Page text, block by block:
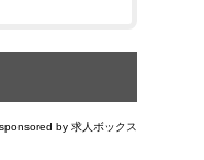
sponsored by 求人ボックス